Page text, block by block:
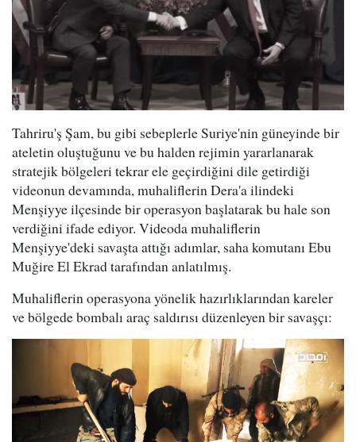
Tahriru'ş Şam, bu gibi sebeplerle Suriye'nin güneyinde bir
ateletin oluştuğunu ve bu halden rejimin yararlanarak
stratejik bölgeleri tekrar ele geçirdiğini dile getirdiği
videonun devamında, muhaliflerin Dera'a ilindeki
Menşiyye ilçesinde bir operasyon başlatarak bu hale son
verdiğini ifade ediyor. Videoda muhaliflerin
Menşiyye'deki savaşta attığı adımlar, saha komutanı Ebu
Muğire El Ekrad tarafından anlatılmış.
Muhaliflerin operasyona yönelik hazırlıklarından kareler
ve bölgede bombalı araç saldırısı düzenleyen bir savaşçı: